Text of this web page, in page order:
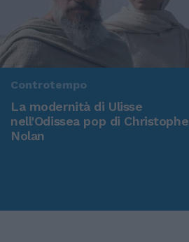
Controtempo
La modernità di Ulisse
nell'Odissea pop di
Nolan